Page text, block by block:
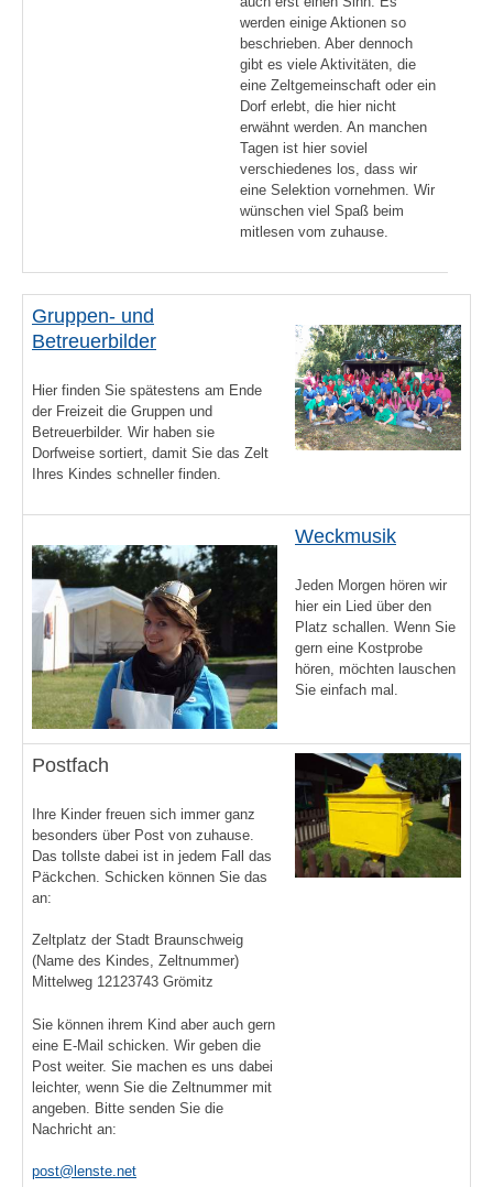
werden einige Aktionen so
beschrieben. Aber dennoch
gibt es viele Aktivitäten, die
eine Zeltgemeinschaft oder ein
Dorf erlebt, die hier nicht
erwähnt werden. An manchen
Tagen ist hier soviel
verschiedenes los, dass wir
eine Selektion vornehmen. Wir
wünschen viel Spaß beim
mitlesen vom zuhause.
Gruppen- und
Betreuerbilder
Hier finden Sie spätestens am Ende
der Freizeit die Gruppen und
Betreuerbilder. Wir haben sie
Dorfweise sortiert, damit Sie das Zelt
Ihres Kindes schneller finden.
Weckmusik
Jeden Morgen hören wir
hier ein Lied über den
Platz schallen. Wenn Sie
gern eine Kostprobe
hören, möchten lauschen
Sie einfach mal.
Postfach
Ihre Kinder freuen sich immer ganz
besonders über Post von zuhause.
Das tollste dabei ist in jedem Fall das
Päckchen. Schicken können Sie das
an:
Zeltplatz der Stadt Braunschweig
(Name des Kindes, Zeltnummer)
Mittelweg 12123743 Grömitz
Sie können ihrem Kind aber auch gern
eine E-Mail schicken. Wir geben die
Post weiter. Sie machen es uns dabei
leichter, wenn Sie die Zeltnummer mit
angeben. Bitte senden Sie die
Nachricht an:
post@lenste.net